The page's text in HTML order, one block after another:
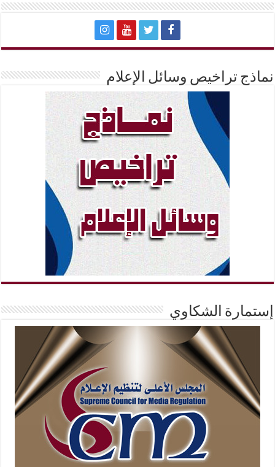
نماذج تراخيص وسائل الإعلام
إستمارة الشكاوي